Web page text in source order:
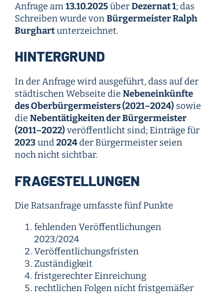
Anfrage am13.10.2025überDezernat 1; das
Schreiben wurde vonBürgermeister Ralph
Burghartunterzeichnet.
HINTERGRUND
In der Anfrage wird ausgeführt, dass auf der
städtischen Webseite dieNebeneinkünfte
des Oberbürgermeisters (2021–2024) sowie
dieNebentätigkeiten der Bürgermeister
(2011–2022)veröffentlicht sind; Einträge für
2023 und2024 der Bürgermeister seien
noch nicht sichtbar.
FRAGESTELLUNGEN
Die Ratsanfrage umfasste fünf Punkte
fehlenden Veröffentlichungen
2023/2024
Veröffentlichungsfristen
Zuständigkeit
fristgerechter Einreichung
rechtlichen Folgen nicht fristgemäßer